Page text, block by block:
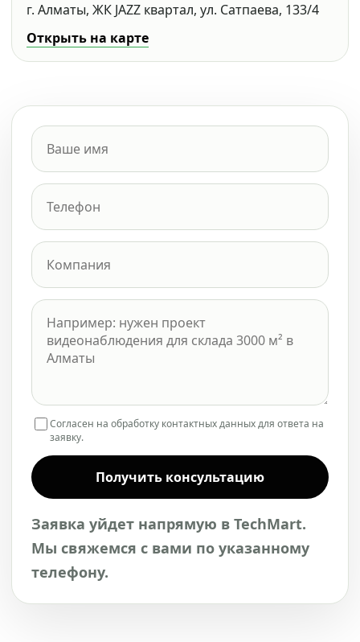
г. Алматы, ЖК JAZZ квартал, ул. Сатпаева, 133/4
Открыть на карте
Согласен на обработку контактных данных для ответа на
заявку.
Получить консультацию
Заявка уйдет напрямую в TechMart.
Мы свяжемся с вами по указанному
телефону.